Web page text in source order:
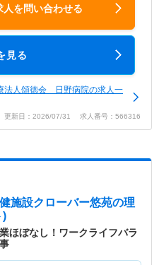
人を問い合わせる
見る
法人頌徳会 日野病院の求人一
更新日：2026/07/31 求人番号：566316
施設クローバー悠苑の理
)
ほぼなし！ワークライフバラ